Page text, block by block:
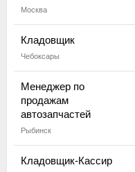
Москва
Кладовщик
Чебоксары
Менеджер по
продажам
автозапчастей
Рыбинск
Кладовщик-Кассир